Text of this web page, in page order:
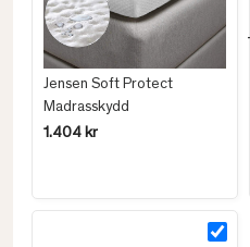
Jensen Soft Protect
Madrasskydd
1.404 kr